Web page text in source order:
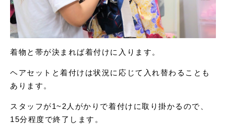
着物と帯が決まれば着付けに入ります。
ヘアセットと着付けは状況に応じて入れ替わることも
あります。
スタッフが1~2人がかりで着付けに取り掛かるので、
15分程度で終了します。